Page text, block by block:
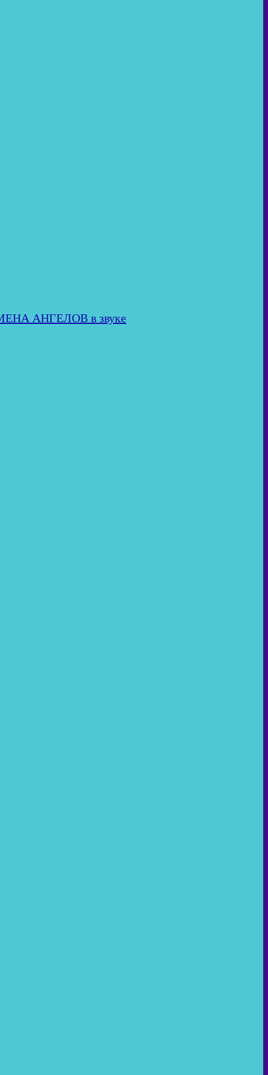
АНГЕЛОВ в звуке